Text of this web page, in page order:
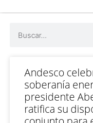
Andesco
soberanía
presidente
ratifica su